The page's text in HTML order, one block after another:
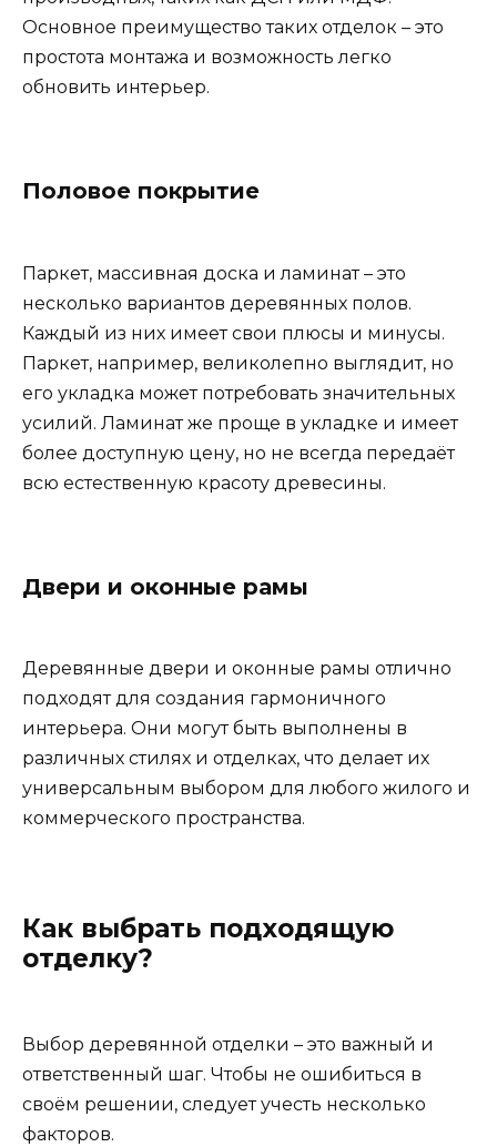
Основное преимущество таких отделок – это
простота монтажа и возможность легко
обновить интерьер.
Половое покрытие
Паркет, массивная доска и ламинат – это
несколько вариантов деревянных полов.
Каждый из них имеет свои плюсы и минусы.
Паркет, например, великолепно выглядит, но
его укладка может потребовать значительных
усилий. Ламинат же проще в укладке и имеет
более доступную цену, но не всегда передаёт
всю естественную красоту древесины.
Двери и оконные рамы
Деревянные двери и оконные рамы отлично
подходят для создания гармоничного
интерьера. Они могут быть выполнены в
различных стилях и отделках, что делает их
универсальным выбором для любого жилого и
коммерческого пространства.
Как выбрать подходящую
отделку?
Выбор деревянной отделки – это важный и
ответственный шаг. Чтобы не ошибиться в
своём решении, следует учесть несколько
факторов.